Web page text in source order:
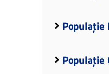
Populație
Populație